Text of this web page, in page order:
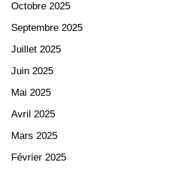
Octobre 2025
Septembre 2025
Juillet 2025
Juin 2025
Mai 2025
Avril 2025
Mars 2025
Février 2025